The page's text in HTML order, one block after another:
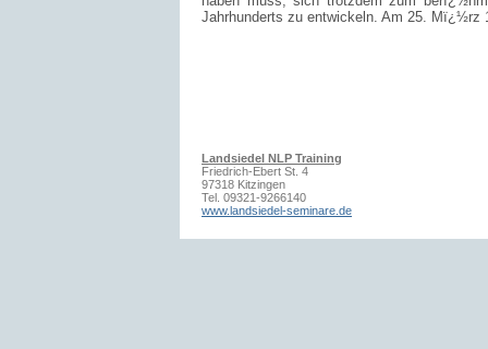
Jahrhunderts zu entwickeln. Am 25. Mï¿½rz
Landsiedel NLP Training
Friedrich-Ebert St. 4
97318 Kitzingen
Tel. 09321-9266140
www.landsiedel-seminare.de